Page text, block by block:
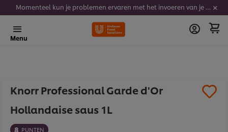
Momenteel kun je problemen ervaren met het invoeren van je stickercodes. We werken er hard aan om dit op te lossen.
Menu
Knorr Professional Garde d'Or
Hollandaise saus 1L
8 PUNTEN